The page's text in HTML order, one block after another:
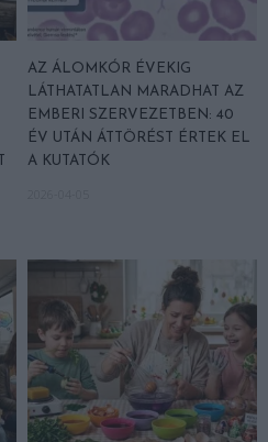
AZ ÁLOMKÓR ÉVEKIG
LÁTHATATLAN MARADHAT AZ
EMBERI SZERVEZETBEN: 40
ÉV UTÁN ÁTTÖRÉST ÉRTEK EL
A KUTATÓK